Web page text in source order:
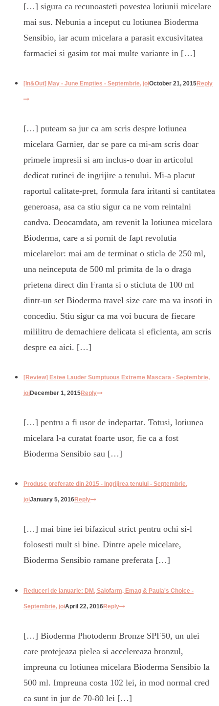
[…] sigura ca recunoasteti povestea lotiunii micelare
mai sus. Nebunia a inceput cu lotiunea Bioderma
Sensibio, iar acum micelara a parasit excusivitatea
farmaciei si gasim tot mai multe variante in […]
[In&Out] May - June Empties - Septembrie, joiOctober 21, 2015Reply
[…] puteam sa jur ca am scris despre lotiunea
micelara Garnier, dar se pare ca mi-am scris doar
primele impresii si am inclus-o doar in articolul
dedicat rutinei de ingrijire a tenului. Mi-a placut
raportul calitate-pret, formula fara iritanti si cantitatea
generoasa, asa ca stiu sigur ca ne vom reintalni
candva. Deocamdata, am revenit la lotiunea micelara
Bioderma, care a si pornit de fapt revolutia
micelarelor: mai am de terminat o sticla de 250 ml,
una neinceputa de 500 ml primita de la o draga
prietena direct din Franta si o sticluta de 100 ml
dintr-un set Bioderma travel size care ma va insoti in
concediu. Stiu sigur ca ma voi bucura de fiecare
mililitru de demachiere delicata si eficienta, am scris
despre ea aici. […]
[Review] Estee Lauder Sumptuous Extreme Mascara - Septembrie,
joiDecember 1, 2015Reply
[…] pentru a fi usor de indepartat. Totusi, lotiunea
micelara l-a curatat foarte usor, fie ca a fost
Bioderma Sensibio sau […]
Produse preferate din 2015 - Ingrijirea tenului - Septembrie,
joiJanuary 5, 2016Reply
[…] mai bine iei bifazicul strict pentru ochi si-l
folosesti mult si bine. Dintre apele micelare,
Bioderma Sensibio ramane preferata […]
Reduceri de ianuarie: DM, Salofarm, Emag & Paula's Choice -
Septembrie, joiApril 22, 2016Reply
[…] Bioderma Photoderm Bronze SPF50, un ulei
care protejeaza pielea si accelereaza bronzul,
impreuna cu lotiunea micelara Bioderma Sensibio la
500 ml. Impreuna costa 102 lei, in mod normal cred
ca sunt in jur de 70-80 lei […]